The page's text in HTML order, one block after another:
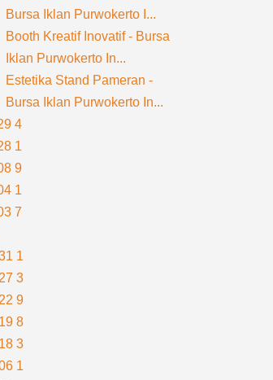
Bursa Iklan Purwokerto I...
Booth Kreatif Inovatif - Bursa
Iklan Purwokerto In...
Estetika Stand Pameran -
Bursa Iklan Purwokerto In...
4
1
9
1
7
1
3
9
8
3
1